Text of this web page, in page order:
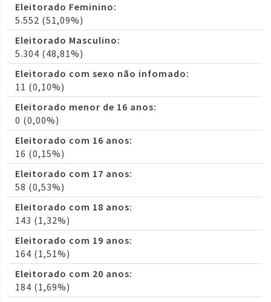
Eleitorado Feminino:
5.552 (51,09%)
Eleitorado Masculino:
5.304 (48,81%)
Eleitorado com sexo não infomado:
11 (0,10%)
Eleitorado menor de 16 anos:
0 (0,00%)
Eleitorado com 16 anos:
16 (0,15%)
Eleitorado com 17 anos:
58 (0,53%)
Eleitorado com 18 anos:
143 (1,32%)
Eleitorado com 19 anos:
164 (1,51%)
Eleitorado com 20 anos:
184 (1,69%)